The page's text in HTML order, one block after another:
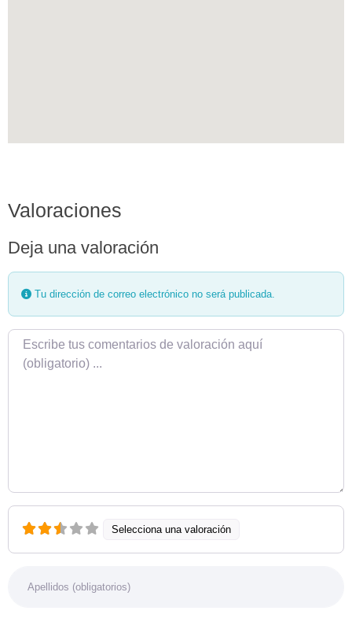
Valoraciones
Deja una valoración
Tu dirección de correo electrónico no será publicada.
Texto de la reseña
Selecciona una valoración